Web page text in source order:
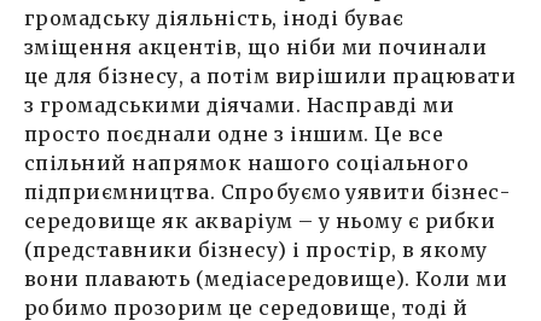
громадську діяльність, іноді буває
зміщення акцентів, що ніби ми починали
це для бізнесу, а потім вирішили працювати
з громадськими діячами. Насправді ми
просто поєднали одне з іншим. Це все
спільний напрямок нашого соціального
підприємництва. Спробуємо уявити бізнес-
середовище як акваріум – у ньому є рибки
(представники бізнесу) і простір, в якому
вони плавають (медіасередовище). Коли ми
робимо прозорим це середовище, тоді й